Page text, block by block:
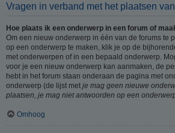
Vragen in verband met het plaatsen
Hoe plaats ik een onderwerp in een forum of
Om een nieuw onderwerp in één van de forums te
op een onderwerp te maken, klik je op de
met onderwerpen of in een bepaald onderwerp.
voor je een nieuw onderwerp kan aanmaken, de
hebt in het forum staan onderaan de pagina met
onderwerp (de lijst met je mag geen nieuwe
plaatsen, je mag niet antwoorden op een
Omhoog